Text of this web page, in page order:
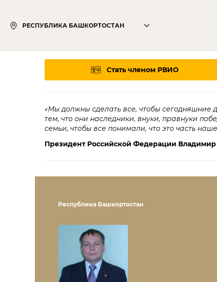
РЕСПУБЛИКА БАШКОРТОСТАН
Стать членом РВИО
«Мы должны сделать все, чтобы
тем, что они наследники, внуки, правнуки
семьи, чтобы все понимали, что это часть
Президент Российской Федерации
Республика Башкортостан